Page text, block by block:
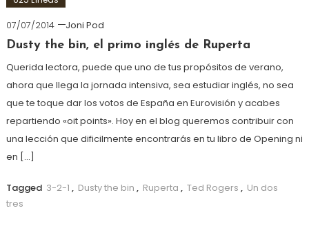
07/07/2014
Joni Pod
Dusty the bin, el primo inglés de Ruperta
Querida lectora, puede que uno de tus propósitos de verano,
ahora que llega la jornada intensiva, sea estudiar inglés, no sea
que te toque dar los votos de España en Eurovisión y acabes
repartiendo «oit points». Hoy en el blog queremos contribuir con
una lección que dificilmente encontrarás en tu libro de Opening ni
en […]
Tagged 3-2-1 , Dusty the bin , Ruperta , Ted Rogers , Un dos
tres